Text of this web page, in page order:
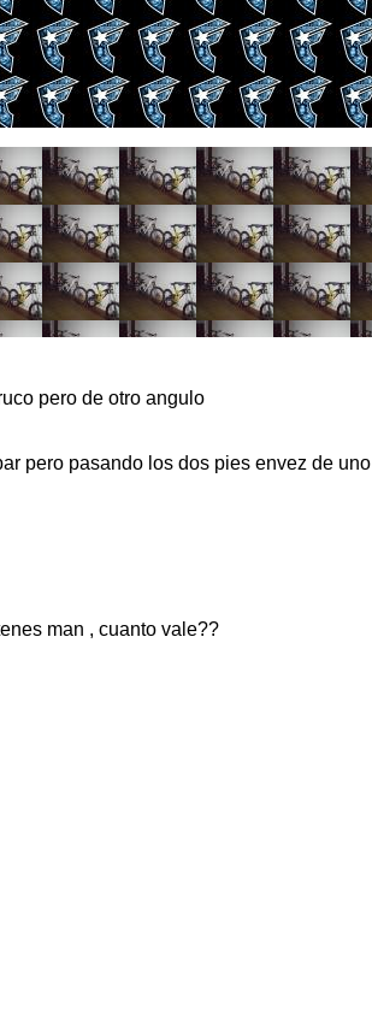
pero de otro angulo
pero pasando los dos pies envez de uno
man , cuanto vale??